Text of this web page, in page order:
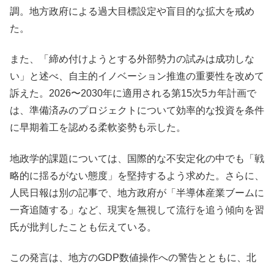
調。地方政府による過大目標設定や盲目的な拡大を戒め
た。
また、「締め付けようとする外部勢力の試みは成功しな
い」と述べ、自主的イノベーション推進の重要性を改めて
訴えた。2026〜2030年に適用される第15次5カ年計画で
は、準備済みのプロジェクトについて効率的な投資を条件
に早期着工を認める柔軟姿勢も示した。
地政学的課題については、国際的な不安定化の中でも「戦
略的に揺るがない態度」を堅持するよう求めた。さらに、
人民日報は別の記事で、地方政府が「半導体産業ブームに
一斉追随する」など、現実を無視して流行を追う傾向を習
氏が批判したことも伝えている。
この発言は、地方のGDP数値操作への警告とともに、北